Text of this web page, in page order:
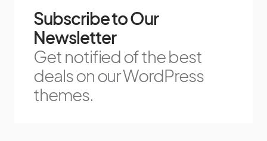
Subscribe to Our
Newsletter
Get notified of the best
deals on our WordPress
themes.